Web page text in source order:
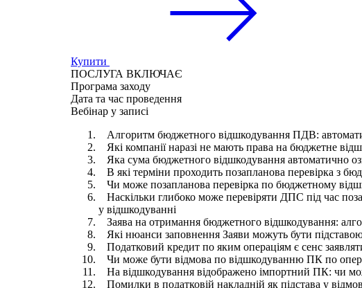
Купити
ПОСЛУГА ВКЛЮЧАЄ
Програма заходу
Дата та час проведення
Вебінар у записі
Алгоритм бюджетного відшкодування ПДВ:
Які компанії наразі не мають права на бюджетне
Яка сума бюджетного відшкодування автоматично
В які терміни проходить позапланова перевірка з
Чи може позапланова перевірка по бюджетному
Наскільки глибоко може перевіряти ДПС під час
у відшкодуванні
Заява на отримання бюджетного відшкодування:
Які нюанси заповнення Заяви можуть бути
Податковий кредит по яким операціям є сенс
Чи може бути відмова по відшкодуванню ПК по
На відшкодування відображено імпортний ПК: чи
Помилки в податковій накладній як підстава у